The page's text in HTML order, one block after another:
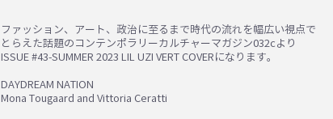
ファッション、アート、政治に至るまで時代の流れを幅広い視点で
とらえた話題のコンテンポラリーカルチャーマガジン032cより
ISSUE #43-SUMMER 2023 LIL UZI VERT COVERになります。
DAYDREAM NATION
Mona Tougaard and Vittoria Ceratti